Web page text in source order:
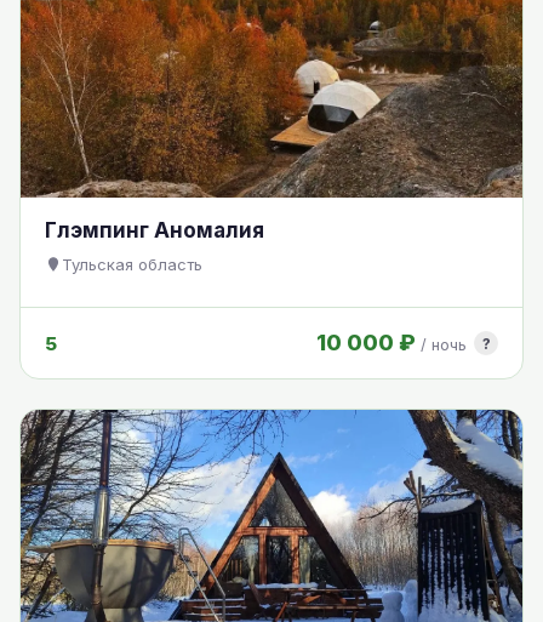
Глэмпинг Аномалия
Тульская область
5 10 000 ₽ / ночь ?